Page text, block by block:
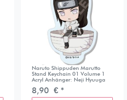
Naruto Shippuden Marutto
Stand Keychain 01 Volume 1
Acryl Anhänger: Neji Hyuuga
8,90 € *